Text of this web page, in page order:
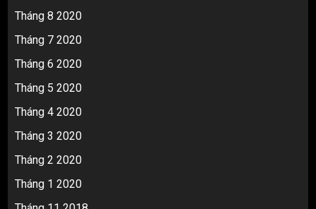
Tháng 8 2020
Tháng 7 2020
Tháng 6 2020
Tháng 5 2020
Tháng 4 2020
Tháng 3 2020
Tháng 2 2020
Tháng 1 2020